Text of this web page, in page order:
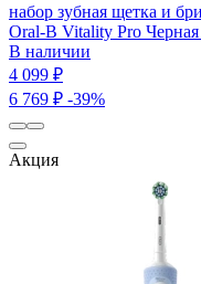
набор зубная щетка и
Oral-B Vitality Pro
В наличии
4 099 ₽
6 769 ₽ -39%
Акция